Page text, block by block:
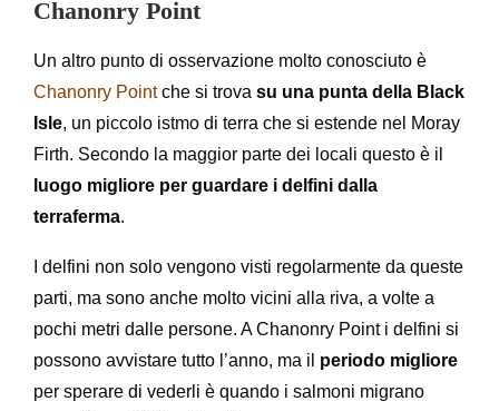
Chanonry Point
Un altro punto di osservazione molto conosciuto è
Chanonry Pointche si trova su una punta della Black
Isle, un piccolo istmo di terra che si estende nel Moray
Firth. Secondo la maggior parte dei locali questo è il
luogo migliore per guardare i delfini dalla
terraferma.
I delfini non solo vengono visti regolarmente da queste
parti, ma sono anche molto vicini alla riva, a volte a
pochi metri dalle persone. A Chanonry Point i delfini si
possono avvistare tutto l’anno, ma il periodo migliore
per sperare di vederli è quando i salmoni migrano